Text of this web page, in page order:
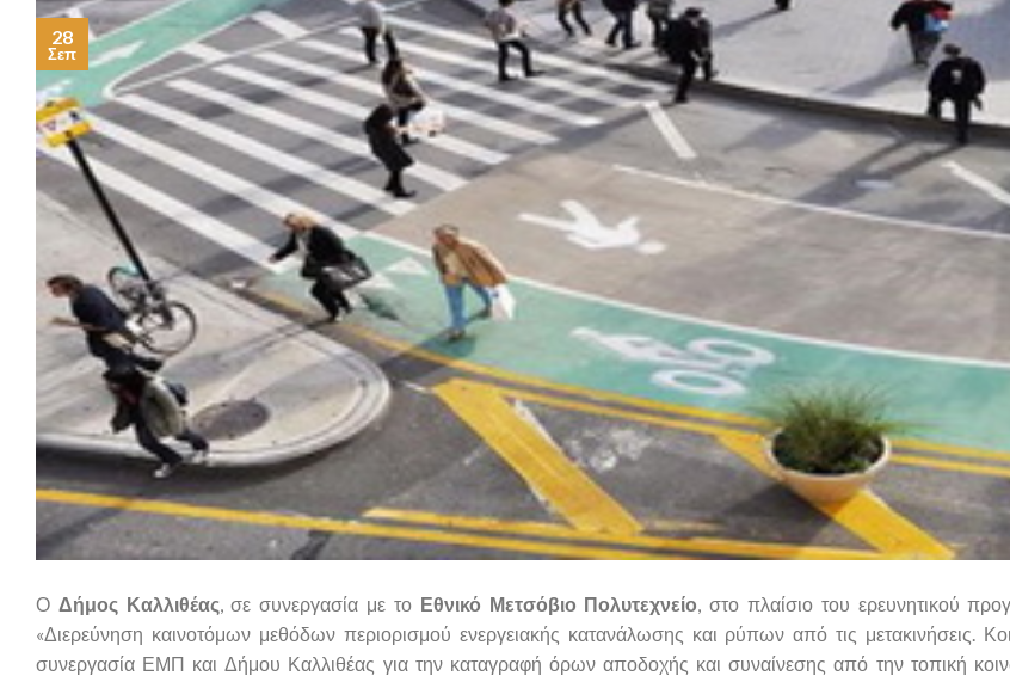
28
Σεπ
Ο Δήμος Καλλιθέας , σε συνεργασία με τοΕθνικό Μετσόβιο Πολυτεχνείο , στο πλαίσιο του ερευνητικού
«Διερεύνηση καινοτόμων μεθόδων περιορισμού ενεργειακής κατανάλωσης και ρύπων από τις μετακινήσεις.
συνεργασία ΕΜΠ και Δήμου Καλλιθέας για την καταγραφή όρων αποδοχής και συναίνεσης από την τοπική